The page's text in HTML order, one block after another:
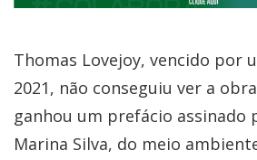
Thomas Lovejoy, vencido por
2021, não conseguiu ver a
ganhou um prefácio assinado
Marina Silva, do meio